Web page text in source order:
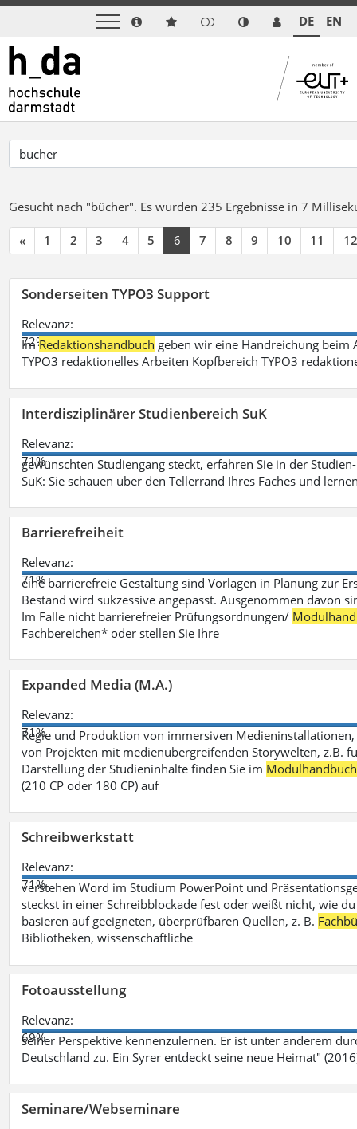
DE EN
Gesucht nach "bücher". Es wurden 235 Ergebnisse in 7
« 1 2 3 4 5 6 7 8 9 10 11 12
Sonderseiten TYPO3 Support
Relevanz:
72%
ImRedaktionshandbuch geben wir eine Handreichung beim
TYPO3 redaktionelles Arbeiten Kopfbereich TYPO3
Interdisziplinärer Studienbereich SuK
Relevanz:
71%
gewünschten Studiengang steckt, erfahren Sie in der
SuK: Sie schauen über den Tellerrand Ihres Faches und
Barrierefreiheit
Relevanz:
71%
eine barrierefreie Gestaltung sind Vorlagen in Planung zur
Bestand wird sukzessive angepasst. Ausgenommen davon
Im Falle nicht barrierefreier Prüfungsordnungen/
Fachbereichen* oder stellen Sie Ihre
Expanded Media (M.A.)
Relevanz:
71%
Regie und Produktion von immersiven
von Projekten mit medienübergreifenden Storywelten, z.B.
Darstellung der Studieninhalte finden Sie im Modulhandbuch
(210 CP oder 180 CP) auf
Schreibwerkstatt
Relevanz:
71%
verstehen Word im Studium PowerPoint und
steckst in einer Schreibblockade fest oder weißt nicht, wie
basieren auf geeigneten, überprüfbaren Quellen, z. B.
Bibliotheken, wissenschaftliche
Fotoausstellung
Relevanz:
69%
seiner Perspektive kennenzulernen. Er ist unter anderem
Deutschland zu. Ein Syrer entdeckt seine neue Heimat"
Seminare/Webseminare